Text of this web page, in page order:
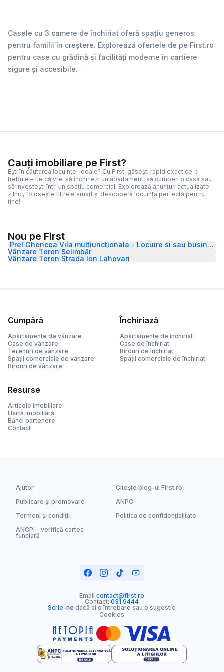
Casele cu 3 camere de închiriat oferă spațiu generos
pentru familii în creștere. Explorează ofertele de pe First.ro
pentru case cu grădină și facilități moderne în cartiere
sigure și accesibile.
Cauți imobiliare pe First?
Ești în căutarea locuinței ideale? Cu First, găsești rapid exact ce-ți
trebuie – fie că vrei să închiriezi un apartament, să cumperi o casă sau
să investești într-un spațiu comercial. Explorează anunțuri actualizate
zilnic, folosește filtrele smart și descoperă locuința perfectă pentru
tine!
Nou pe First
Prel Ghencea Vila multiunctionala - Locuire si sau business
Vânzare Teren Șelimbăr
Vânzare Teren Strada Ion Lahovari
Cumpără
Apartamente de vânzare
Case de vânzare
Terenuri de vânzare
Spații comerciale de vânzare
Birouri de vânzare
Închiriază
Apartamente de închiriat
Case de închiriat
Birouri de închiriat
Spații comerciale de închiriat
Resurse
Articole imobiliare
Hartă imobiliară
Bănci partenere
Contact
Ajutor
Citește blog-ul First.ro
Publicare și promovare
ANPC
Termeni și condiții
Politica de confidențialitate
ANCPI - verifică cartea
funciară
Email contact@first.ro
Contact: 031 9444
Scrie-ne dacă ai o întrebare sau o sugestie
Cookies